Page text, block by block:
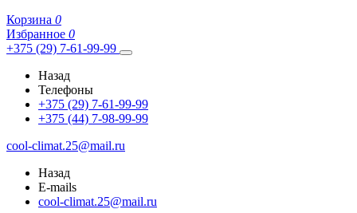
Корзина 0
Избранное 0
+375 (29) 7-61-99-99
Назад
Телефоны
+375 (29) 7-61-99-99
+375 (44) 7-98-99-99
cool-climat.25@mail.ru
Назад
E-mails
cool-climat.25@mail.ru